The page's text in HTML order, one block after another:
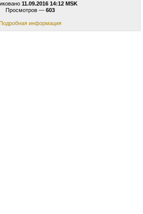
11.09.2016 14:12 MSK
Просмотров — 603
информация